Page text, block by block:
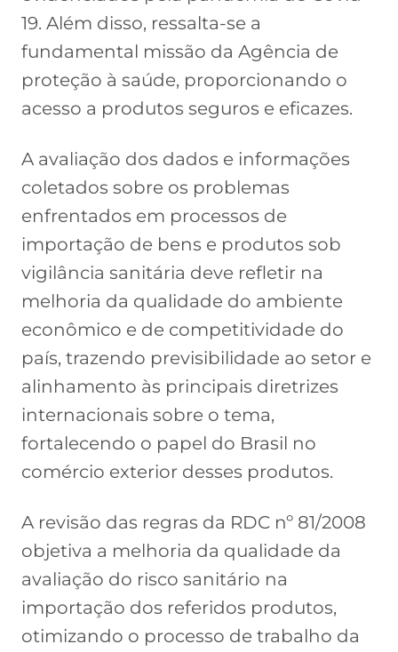
19. Além disso, ressalta-se a
fundamental missão da Agência de
proteção à saúde, proporcionando o
acesso a produtos seguros e eficazes.
A avaliação dos dados e informações
coletados sobre os problemas
enfrentados em processos de
importação de bens e produtos sob
vigilância sanitária deve refletir na
melhoria da qualidade do ambiente
econômico e de competitividade do
país, trazendo previsibilidade ao setor e
alinhamento às principais diretrizes
internacionais sobre o tema,
fortalecendo o papel do Brasil no
comércio exterior desses produtos.
A revisão das regras da RDC nº 81/2008
objetiva a melhoria da qualidade da
avaliação do risco sanitário na
importação dos referidos produtos,
otimizando o processo de trabalho da